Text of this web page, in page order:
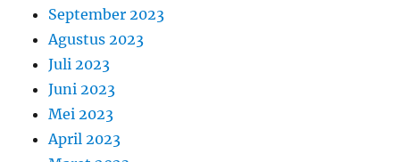
September 2023
Agustus 2023
Juli 2023
Juni 2023
Mei 2023
April 2023